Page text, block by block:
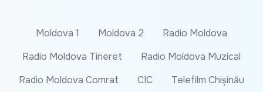
Moldova 1 Moldova 2
Radio Moldova
Radio Moldova Tineret
Radio Moldova Muzical
Radio Moldova Comrat
CIC
Telefilm Chișinău